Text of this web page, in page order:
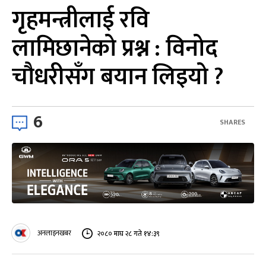
गृहमन्त्रीलाई रवि
लामिछानेको प्रश्न : विनोद
चौधरीसँग बयान लिइयो ?
6 SHARES
अनलाइनखबर २०८० माघ २८ गते १४:३९